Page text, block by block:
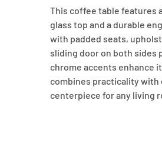
This coffee table features
glass top and a durable
with padded seats,
sliding door on both sides
chrome accents enhance
combines practicality with
centerpiece for any living